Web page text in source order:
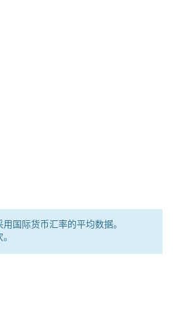
国际货币汇率的平均数据。